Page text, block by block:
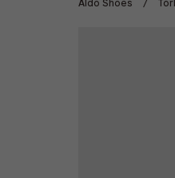
Aldo Shoes